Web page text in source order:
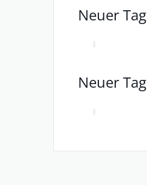
Neuer Tag
Neuer Tag